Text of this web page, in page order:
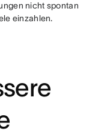
nicht spontan
einzahlen.